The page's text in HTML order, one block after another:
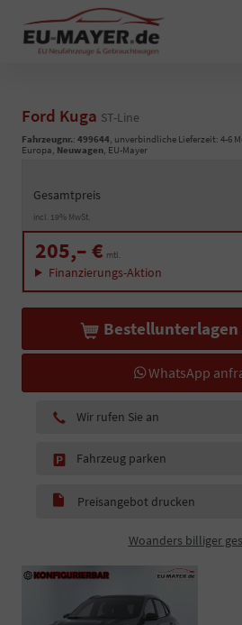
Ford Kuga ST-Line
Fahrzeugnr.: 499644, unverbindliche Lieferzeit: 4-6
Europa, Neuwagen, EU-Mayer
Gesamtpreis
incl. 19% MwSt.
205,– € mtl.
Finanzierungs-Aktion
WhatsApp
Wir rufen Sie an
Fahrzeug parken
Preisangebot drucken
Woanders billiger